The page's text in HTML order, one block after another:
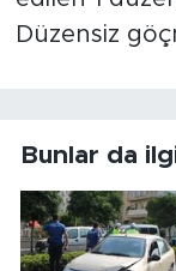
Düzensiz
Bunlar da